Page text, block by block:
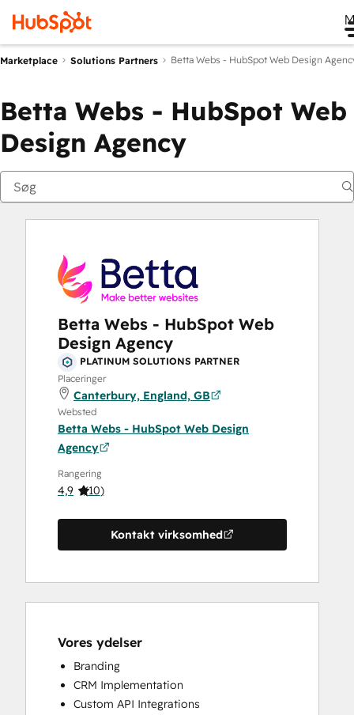
Marketplace Solutions Partners Betta Webs - HubSpot Web Design
Betta Webs - HubSpot Web
Design Agency
Betta Webs - HubSpot Web
Design Agency
PLATINUM SOLUTIONS PARTNER
Placeringer
Canterbury, England, GB
Websted
Betta Webs - HubSpot Web Design
Agency
Rangering
4,9 (10)
Kontakt virksomhed
Vores ydelser
Branding
CRM Implementation
Custom API Integrations